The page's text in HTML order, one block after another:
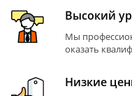
Высокий
Мы
оказать
Низкие